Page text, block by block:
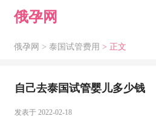
俄孕网
俄孕网 > 泰国试管费用 > 正文
自己去泰国试管婴儿多少钱
发表于 2022-02-18